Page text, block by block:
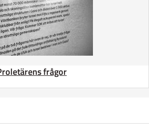
frågor